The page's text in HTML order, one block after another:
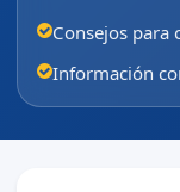
Consejos para
Información